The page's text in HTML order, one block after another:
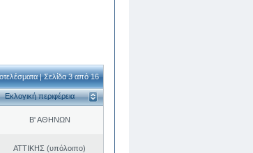
| Σελίδα 3 από 16
Εκλογική περιφέρεια
Β' ΑΘΗΝΩΝ
ΑΤΤΙΚΗΣ (υπόλοιπο)